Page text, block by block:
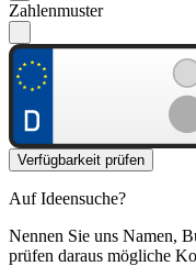
Zahlenmuster
Verfügbarkeit prüfen
Auf Ideensuche?
Nennen Sie uns Namen,
prüfen daraus mögliche